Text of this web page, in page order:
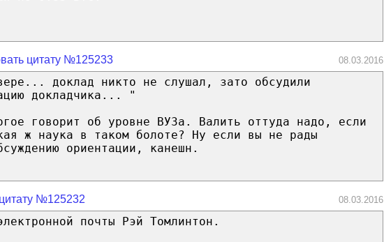
цитату №125233 08.03.2016
доклад никто не слушал, зато обсудили
докладчика... "
говорит об уровне ВУЗа. Валить оттуда надо, если
ж наука в таком болоте? Ну если вы не рады
ориентации, канешн.
№125232 08.03.2016
почты Рэй Томлинтон.